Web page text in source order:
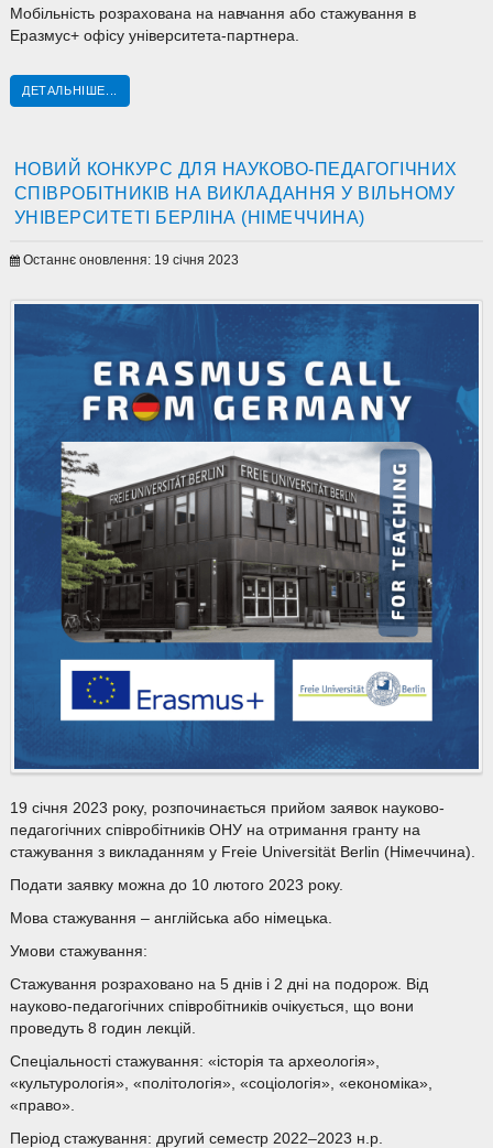
Мобільність розрахована на навчання або стажування в
Еразмус+ офісу університета-партнера.
ДЕТАЛЬНІШЕ...
НОВИЙ КОНКУРС ДЛЯ НАУКОВО-ПЕДАГОГІЧНИХ
СПІВРОБІТНИКІВ НА ВИКЛАДАННЯ У ВІЛЬНОМУ
УНІВЕРСИТЕТІ БЕРЛІНА (НІМЕЧЧИНА)
Останнє оновлення: 19 січня 2023
19 січня 2023 року, розпочинається прийом заявок науково-
педагогічних співробітників ОНУ на отримання гранту на
стажування з викладанням у Freie Universität Berlin (Німеччина).
Подати заявку можна до 10 лютого 2023 року.
Мова стажування – англійська або німецька.
Умови стажування:
Стажування розраховано на 5 днів і 2 дні на подорож. Від
науково-педагогічних співробітників очікується, що вони
проведуть 8 годин лекцій.
Спеціальності стажування: «історія та археологія»,
«культурологія», «політологія», «соціологія», «економіка»,
«право».
Період стажування: другий семестр 2022–2023 н.р.